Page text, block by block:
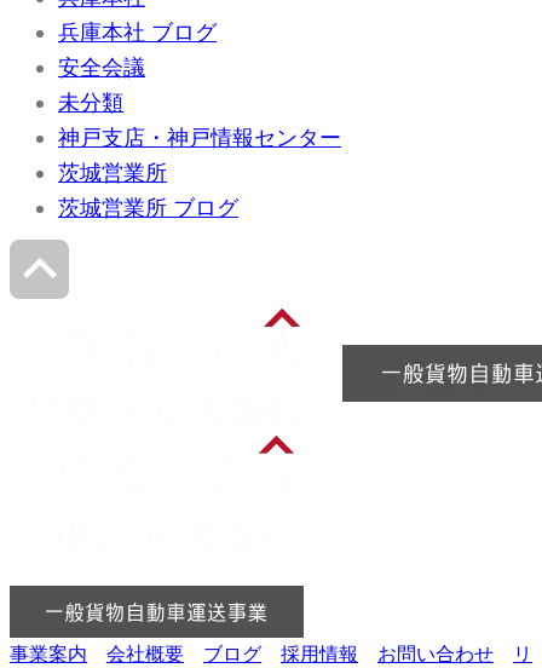
兵庫本社 ブログ
安全会議
未分類
神戸支店・神戸情報センター
茨城営業所
茨城営業所 ブログ
事業案内 会社概要 ブログ 採用情報 お問い合わせ
リ